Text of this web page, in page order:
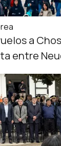
a
entre